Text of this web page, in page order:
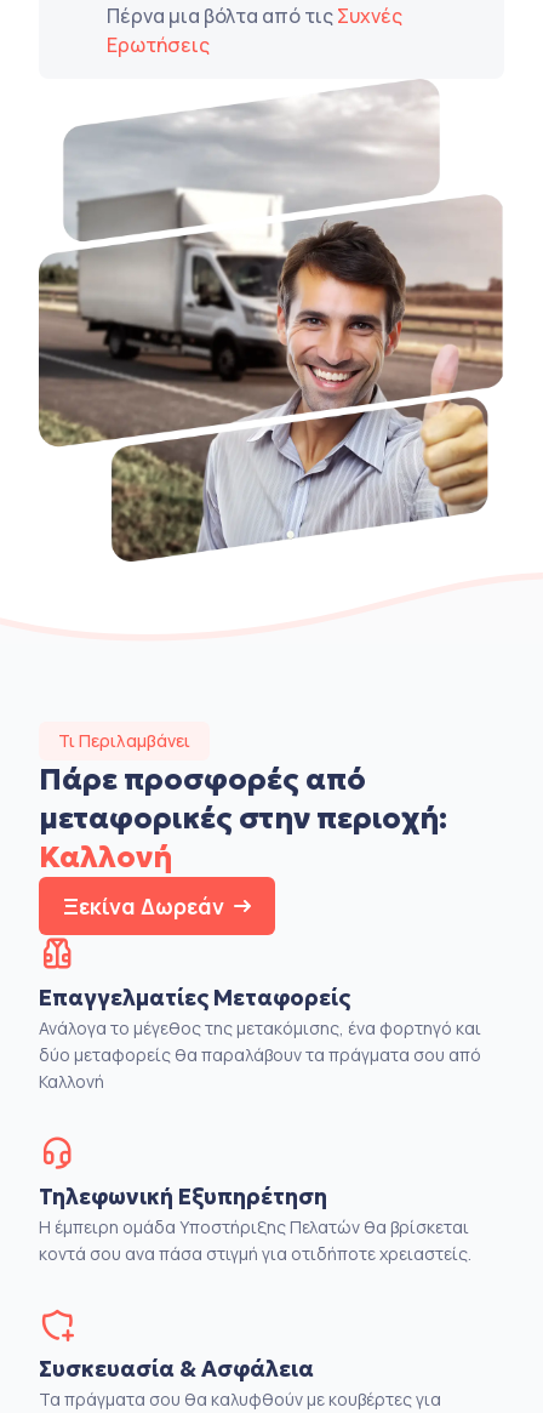
Πέρνα μια βόλτα από τιςΣυχνές
Ερωτήσεις
Τι Περιλαμβάνει
Πάρε προσφορές από
μεταφορικές στην περιοχή:
Καλλονή
Ξεκίνα Δωρεάν
Επαγγελματίες Μεταφορείς
Ανάλογα το μέγεθος της μετακόμισης, ένα φορτηγό και
δύο μεταφορείς θα παραλάβουν τα πράγματα σου από
Καλλονή
Τηλεφωνική Εξυπηρέτηση
Η έμπειρη ομάδα Υποστήριξης Πελατών θα βρίσκεται
κοντά σου ανα πάσα στιγμή για οτιδήποτε χρειαστείς.
Συσκευασία & Ασφάλεια
Τα πράγματα σου θα καλυφθούν με κουβέρτες για